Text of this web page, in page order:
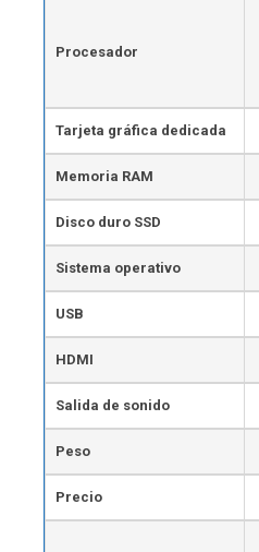
Procesador
Tarjeta gráfica dedicada
Memoria RAM
Disco duro SSD
Sistema operativo
USB
HDMI
Salida de sonido
Peso
Precio